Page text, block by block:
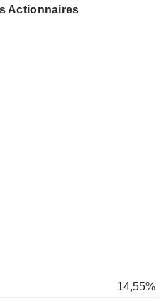
Actionnaires
14,55%